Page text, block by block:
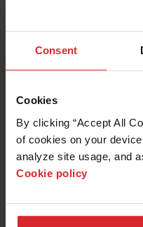
Consent
Cookies
By clicking “Accept All
of cookies on your
analyze site usage, and
Cookie policy
reduce el tiempo de
75 %
Leer más